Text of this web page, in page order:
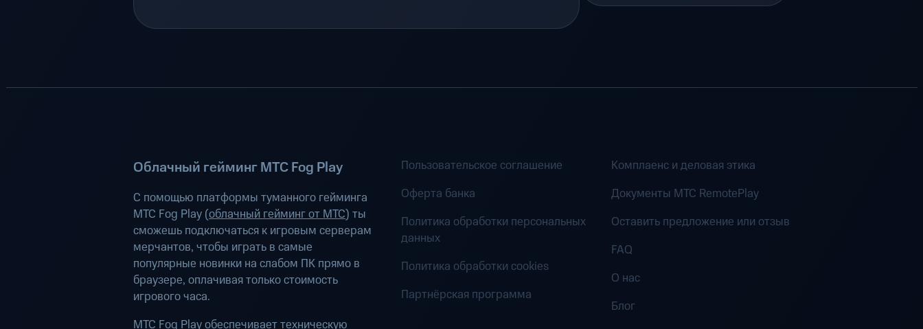
Облачный гейминг МТС Fog Play
С помощью платформы туманного гейминга
МТС Fog Play (облачный гейминг от МТС) ты
сможешь подключаться к игровым серверам
мерчантов, чтобы играть в самые
популярные новинки на слабом ПК прямо в
браузере, оплачивая только стоимость
игрового часа.
МТС Fog Play обеспечивает техническую
Пользовательское соглашение
Оферта банка
Политика обработки персональных
данных
Политика обработки cookies
Партнёрская программа
Комплаенс и деловая этика
Документы MTC RemotePlay
Оставить предложение или отзыв
FAQ
О нас
Блог